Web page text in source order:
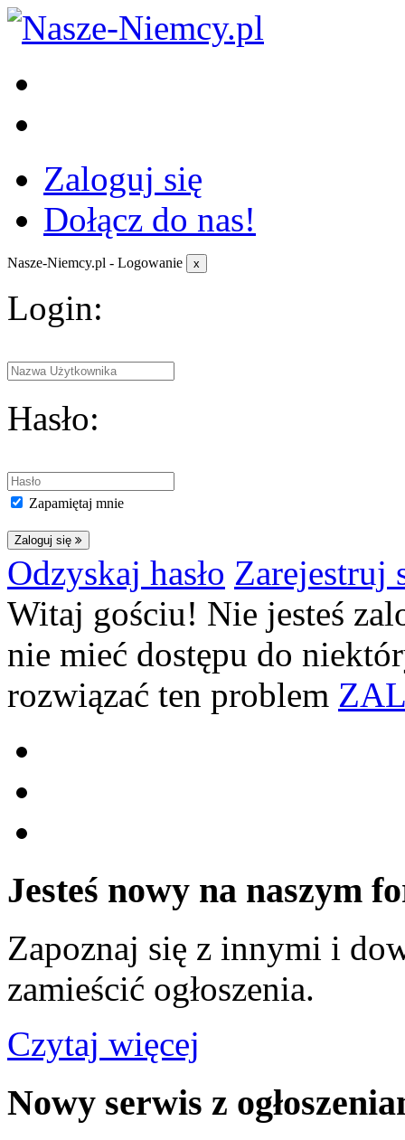
Zaloguj się
Dołącz do nas!
Nasze-Niemcy.pl - Logowanie x
Login:
Hasło:
Zapamiętaj mnie
Zaloguj się
Odzyskaj hasło Zarejestruj
Witaj gościu! Nie jesteś
nie mieć dostępu do
rozwiązać ten problem
Jesteś nowy na naszym
Zapoznaj się z innymi i
zamieścić ogłoszenia.
Czytaj więcej
Nowy serwis z